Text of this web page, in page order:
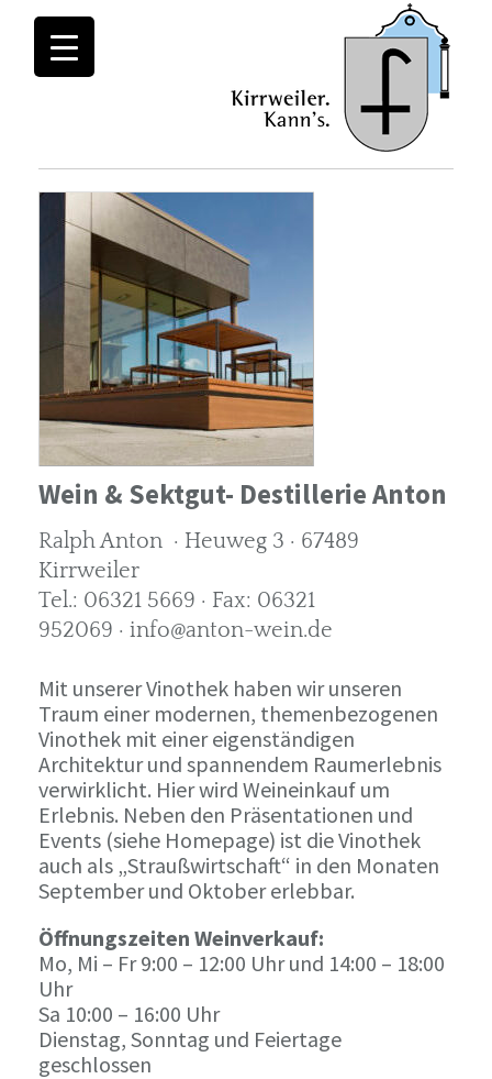
Wein & Sektgut- Destillerie Anton
Ralph Anton · Heuweg 3 · 67489
Kirrweiler
Tel.: 06321 5669 · Fax: 06321
952069 · info@anton-wein.de
Mit unserer Vinothek haben wir unseren
Traum einer modernen, themenbezogenen
Vinothek mit einer eigenständigen
Architektur und spannendem Raumerlebnis
verwirklicht. Hier wird Weineinkauf um
Erlebnis. Neben den Präsentationen und
Events (siehe Homepage) ist die Vinothek
auch als „Straußwirtschaft“ in den Monaten
September und Oktober erlebbar.
Öffnungszeiten Weinverkauf:
Mo, Mi – Fr 9:00 – 12:00 Uhr und 14:00 – 18:00
Uhr
Sa 10:00 – 16:00 Uhr
Dienstag, Sonntag und Feiertage
geschlossen